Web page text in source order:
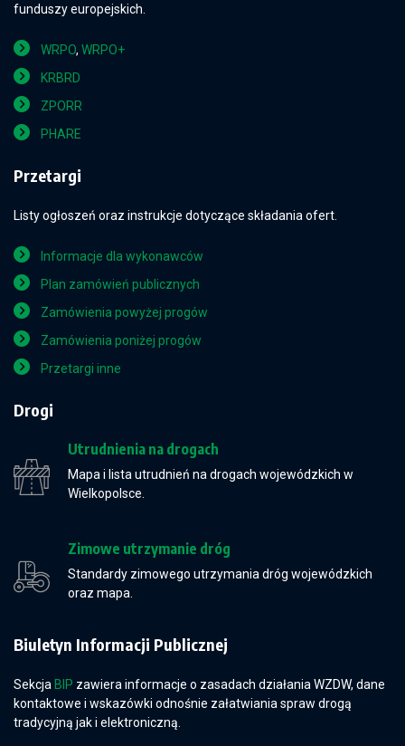
funduszy europejskich.
WRPO, WRPO+
KRBRD
ZPORR
PHARE
Przetargi
Listy ogłoszeń oraz instrukcje dotyczące składania ofert.
Informacje dla wykonawców
Plan zamówień publicznych
Zamówienia powyżej progów
Zamówienia poniżej progów
Przetargi inne
Drogi
Utrudnienia na drogach
Mapa i lista utrudnień na drogach wojewódzkich w
Wielkopolsce.
Zimowe utrzymanie dróg
Standardy zimowego utrzymania dróg wojewódzkich
oraz mapa.
Biuletyn Informacji Publicznej
Sekcja BIP zawiera informacje o zasadach działania WZDW, dane
kontaktowe i wskazówki odnośnie załatwiania spraw drogą
tradycyjną jak i elektroniczną.